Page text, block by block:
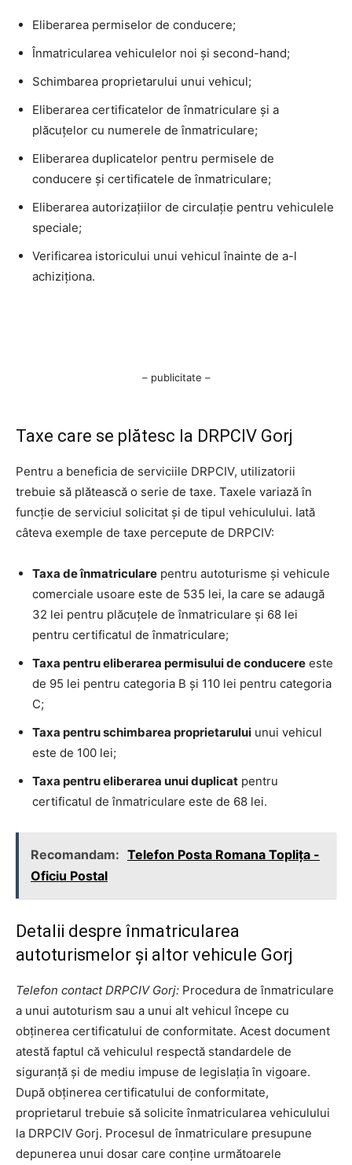
Eliberarea permiselor de conducere;
Înmatricularea vehiculelor noi și second-hand;
Schimbarea proprietarului unui vehicul;
Eliberarea certificatelor de înmatriculare și a
plăcuțelor cu numerele de înmatriculare;
Eliberarea duplicatelor pentru permisele de
conducere și certificatele de înmatriculare;
Eliberarea autorizațiilor de circulație pentru vehiculele
speciale;
Verificarea istoricului unui vehicul înainte de a-l
achiziționa.
– publicitate –
Taxe care se plătesc la DRPCIV Gorj
Pentru a beneficia de serviciile DRPCIV, utilizatorii
trebuie să plătească o serie de taxe. Taxele variază în
funcție de serviciul solicitat și de tipul vehiculului. Iată
câteva exemple de taxe percepute de DRPCIV:
Taxa de înmatriculare pentru autoturisme și vehicule
comerciale usoare este de 535 lei, la care se adaugă
32 lei pentru plăcuțele de înmatriculare și 68 lei
pentru certificatul de înmatriculare;
Taxa pentru eliberarea permisului de conducere este
de 95 lei pentru categoria B și 110 lei pentru categoria
C;
Taxa pentru schimbarea proprietarului unui vehicul
este de 100 lei;
Taxa pentru eliberarea unui duplicat pentru
certificatul de înmatriculare este de 68 lei.
Recomandam: Telefon Posta Romana Topliţa -
Oficiu Postal
Detalii despre înmatricularea
autoturismelor și altor vehicule Gorj
Telefon contact DRPCIV Gorj: Procedura de înmatriculare
a unui autoturism sau a unui alt vehicul începe cu
obținerea certificatului de conformitate. Acest document
atestă faptul că vehiculul respectă standardele de
siguranță și de mediu impuse de legislația în vigoare.
După obținerea certificatului de conformitate,
proprietarul trebuie să solicite înmatricularea vehiculului
la DRPCIV Gorj. Procesul de înmatriculare presupune
depunerea unui dosar care conține următoarele